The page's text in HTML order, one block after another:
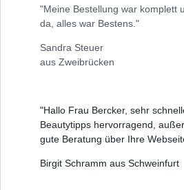
"Meine Bestellung war komplett
da, alles war Bestens."
Sandra Steuer
aus Zweibrücken
"Hallo Frau Bercker, sehr
Beautytipps hervorragend,
gute Beratung über Ihre
Birgit Schramm aus Schweinfurt